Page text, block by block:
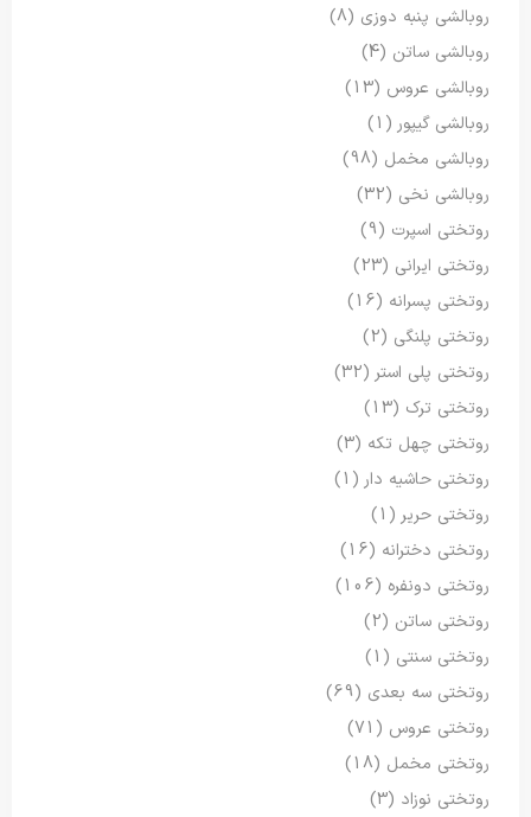
روبالشی پنبه دوزی (8)
روبالشی ساتن (4)
روبالشی عروس (13)
روبالشی گیپور (1)
روبالشی مخمل (98)
روبالشی نخی (32)
روتختی اسپرت (9)
روتختی ایرانی (23)
روتختی پسرانه (16)
روتختی پلنگی (2)
روتختی پلی استر (32)
روتختی ترک (13)
روتختی چهل تکه (3)
روتختی حاشیه دار (1)
روتختی حریر (1)
روتختی دخترانه (16)
روتختی دونفره (106)
روتختی ساتن (2)
روتختی سنتی (1)
روتختی سه بعدی (69)
روتختی عروس (71)
روتختی مخمل (18)
روتختی نوزاد (3)